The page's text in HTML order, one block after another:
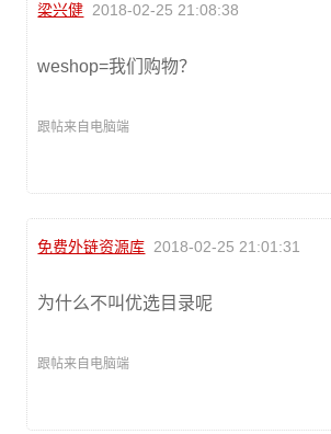
梁兴健 2018-02-25 21:08:38
weshop=我们购物？
跟帖来自电脑端
免费外链资源库 2018-02-25 21:01:31
为什么不叫优选目录呢
跟帖来自电脑端